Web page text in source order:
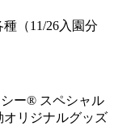
（11/26入園分
ー® スペシャル
リジナルグッズ